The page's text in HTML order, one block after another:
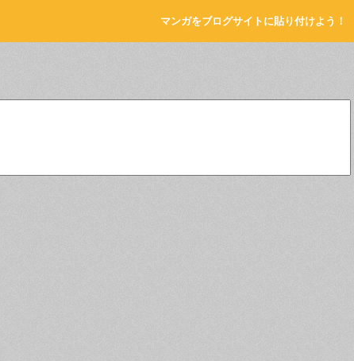
マンガをブログサイトに貼り付けよう！